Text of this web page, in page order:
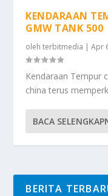
KENDARAAN
GMW TANK 500
olehterbitmedia |Apr
Kendaraan Tempur
china terus
BACA
BERITA